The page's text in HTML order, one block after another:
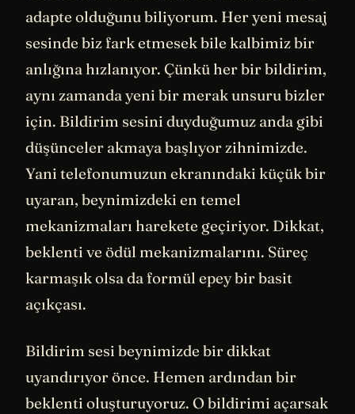
adapte olduğunu biliyorum. Her yeni mesaj
sesinde biz fark etmesek bile kalbimiz bir
anlığına hızlanıyor. Çünkü her bir bildirim,
aynı zamanda yeni bir merak unsuru bizler
için. Bildirim sesini duyduğumuz anda gibi
düşünceler akmaya başlıyor zihnimizde.
Yani telefonumuzun ekranındaki küçük bir
uyaran, beynimizdeki en temel
mekanizmaları harekete geçiriyor. Dikkat,
beklenti ve ödül mekanizmalarını. Süreç
karmaşık olsa da formül epey bir basit
açıkçası.
Bildirim sesi beynimizde bir dikkat
uyandırıyor önce. Hemen ardından bir
beklenti oluşturuyoruz. O bildirimi açarsak